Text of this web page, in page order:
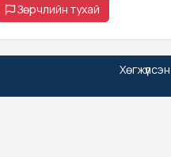
Зөрчлийн тухай